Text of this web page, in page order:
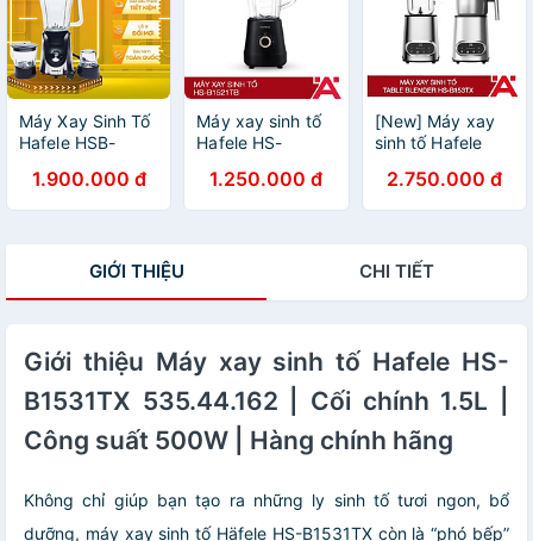
Máy Xay Sinh Tố
Hafele HSB-
600W) - Hàng
Chính Hãng
1.900.000 đ
Máy xay sinh tố
Hafele HS-
535.44.163 -
600W - Hàng
1.250.000 đ
[New] Máy xay
sinh tố Hafele
HÀNG CHÍNH
HÃNG -
2.750.000 đ
GIỚI THIỆU CHI TIẾT
Giới thiệu Máy xay sinh tố Hafele HS-
B1531TX 535.44.162 | Cối chính 1.5L |
Công suất 500W | Hàng chính hãng
Không chỉ giúp bạn tạo ra những ly sinh tố tươi ngon, bổ
dưỡng, máy xay sinh tố Häfele HS-B1531TX còn là “phó bếp”